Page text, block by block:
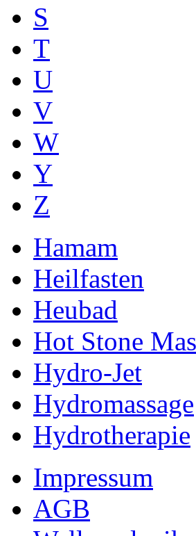
S
T
U
V
W
Y
Z
Hamam
Heilfasten
Heubad
Hot Stone
Hydro-Jet
Hydromassage
Hydrotherapie
Impressum
AGB